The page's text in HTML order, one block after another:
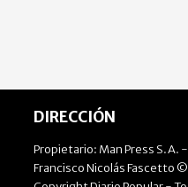
DIRECCIÓN
Propietario: Man Press S.A.
Francisco Nicolás Fascetto